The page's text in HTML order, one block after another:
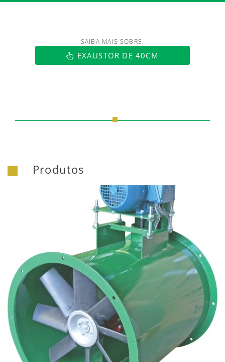
https://www.luftmaxi.com.br/
SAIBA MAIS SOBRE:
EXAUSTOR DE 40CM
Produtos